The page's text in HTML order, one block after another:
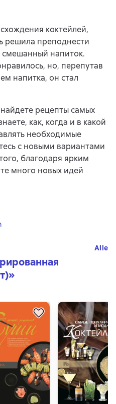
коктейлей,
решила преподнести
напиток.
но, перепутав
напитка, он стал
рецепты самых
как, когда и в какой
необходимые
с новыми вариантами
благодаря ярким
много новых идей
»
Alle